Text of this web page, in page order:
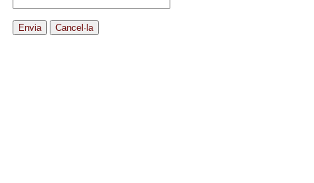
Envia Cancel·la